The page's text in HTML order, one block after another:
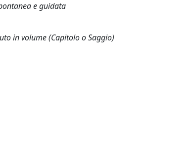
e guidata
in volume (Capitolo o Saggio)